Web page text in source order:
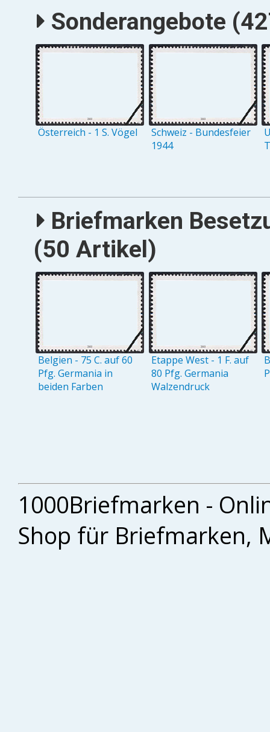
Sonderangebote
Österreich - 1 S. Vögel
Schweiz - Bundesfeier
1944
Briefmarken
(50 Artikel)
Belgien - 75 C. auf 60
Pfg. Germania in
beiden Farben
Etappe West - 1 F. auf
80 Pfg. Germania
Walzendruck
1000Briefmarken -
Shop für Briefmarken,